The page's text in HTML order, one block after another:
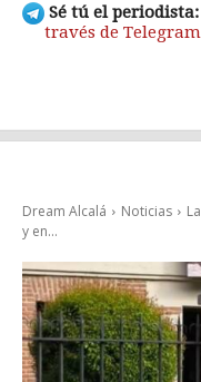
Sé tú el periodista:
través de Telegram